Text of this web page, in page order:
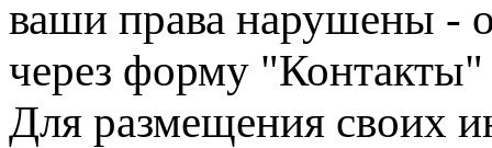
ваши права нарушены -
через форму "Контакты"
Для размещения своих